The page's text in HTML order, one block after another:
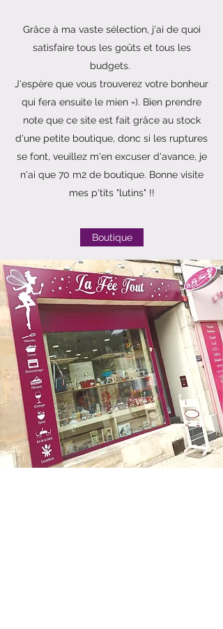
Grâce à ma vaste sélection, j'ai de quoi
satisfaire tous les goûts et tous les
budgets.
J'espère que vous trouverez votre bonheur
qui fera ensuite le mien =). Bien prendre
note que ce site est fait grâce au stock
d'une petite boutique, donc si les ruptures
se font, veuillez m'en excuser d'avance, je
n'ai que 70 m2 de boutique. Bonne visite
mes p'tits "lutins" !!
Boutique